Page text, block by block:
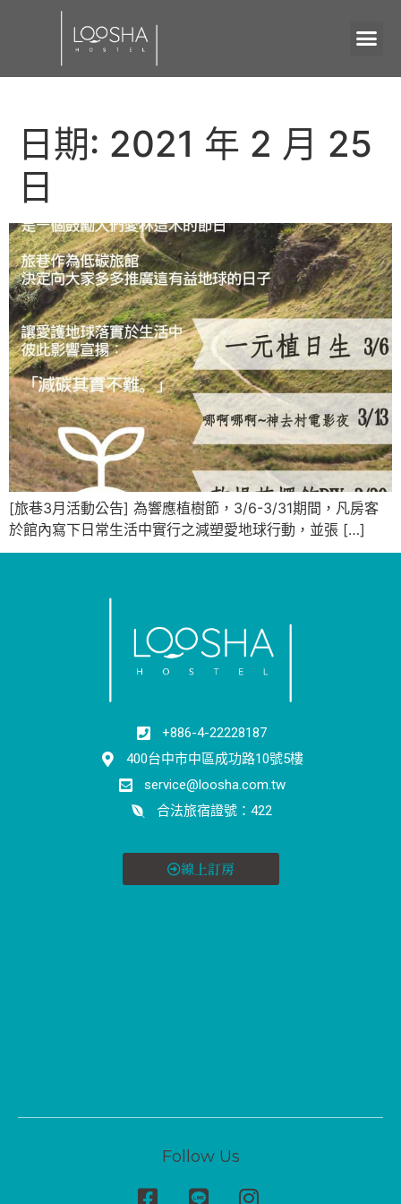
日期: 2021 年 2 月 25
日
[旅巷3月活動公告] 為響應植樹節，3/6-3/31期間，凡房客
於館內寫下日常生活中實行之減塑愛地球行動，並張 […]
+886-4-22228187
400台中市中區成功路10號5樓
service@loosha.com.tw
合法旅宿證號：422
線上訂房
Follow Us